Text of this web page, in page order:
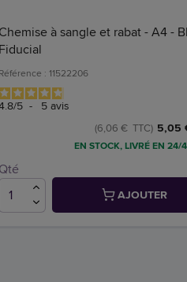
Chemise à sangle et rabat - A4 -
Fiducial
Référence : 11522206
/5 - 5 avis
5,05
(6,06 € TTC)
EN STOCK, LIVRÉ EN 24/
Qté
AJOUTER